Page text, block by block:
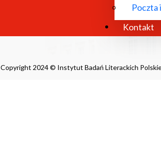
Poczta
Kontakt
Copyright 2024 © Instytut Badań Literackich